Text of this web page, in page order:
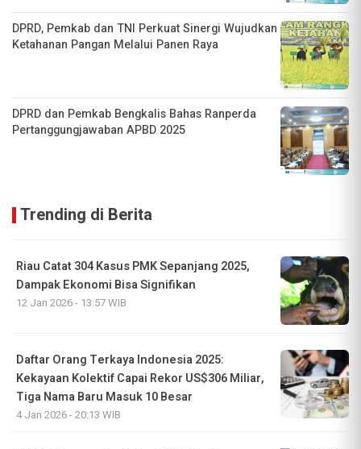
DPRD, Pemkab dan TNI Perkuat Sinergi Wujudkan
Ketahanan Pangan Melalui Panen Raya
DPRD dan Pemkab Bengkalis Bahas Ranperda
Pertanggungjawaban APBD 2025
Trending di Berita
Riau Catat 304 Kasus PMK Sepanjang 2025,
Dampak Ekonomi Bisa Signifikan
12 Jan 2026 - 13:57 WIB
Daftar Orang Terkaya Indonesia 2025:
Kekayaan Kolektif Capai Rekor US$306 Miliar,
Tiga Nama Baru Masuk 10 Besar
4 Jan 2026 - 20:13 WIB